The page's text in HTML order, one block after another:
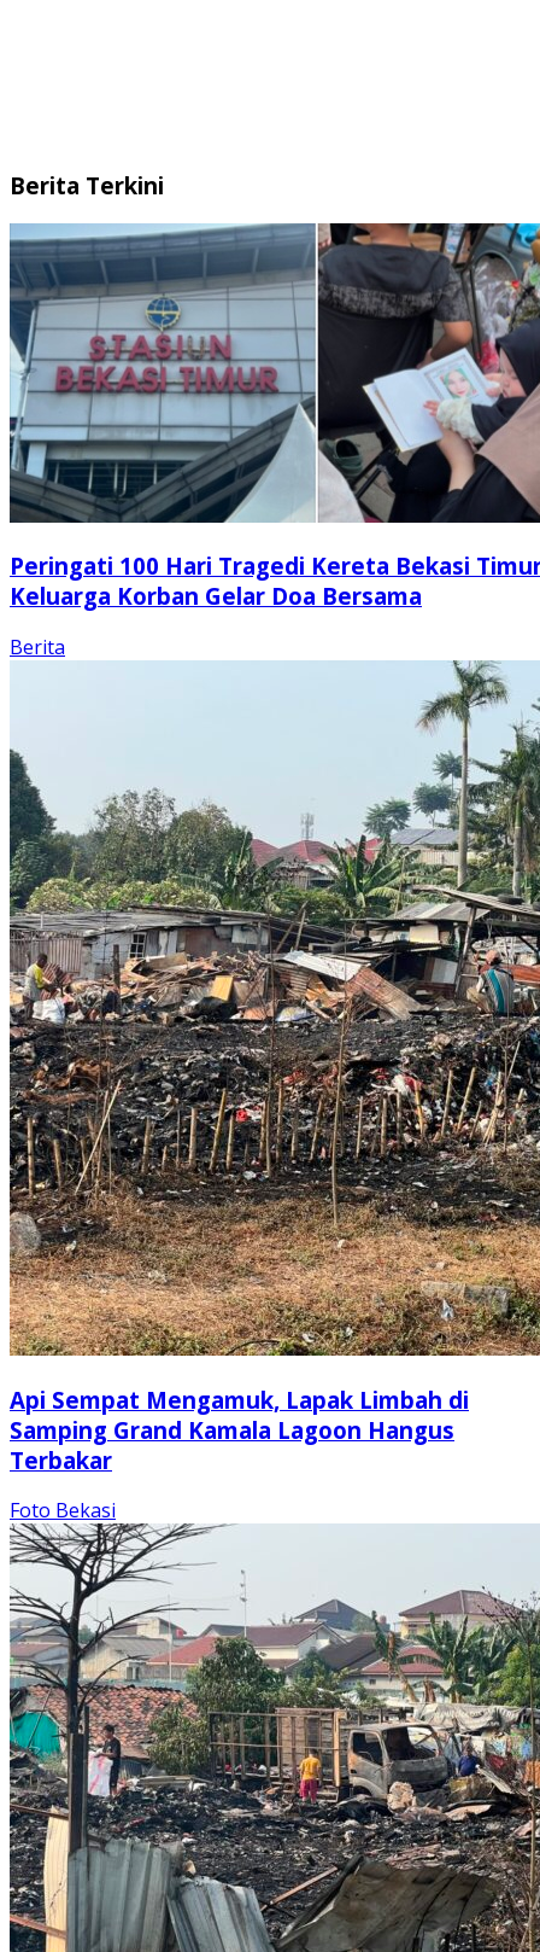
Berita Terkini
Peringati 100 Hari Tragedi Kereta Bekasi
Keluarga Korban Gelar Doa Bersama
Berita
Api Sempat Mengamuk, Lapak Limbah di
Samping Grand Kamala Lagoon Hangus
Terbakar
Foto Bekasi